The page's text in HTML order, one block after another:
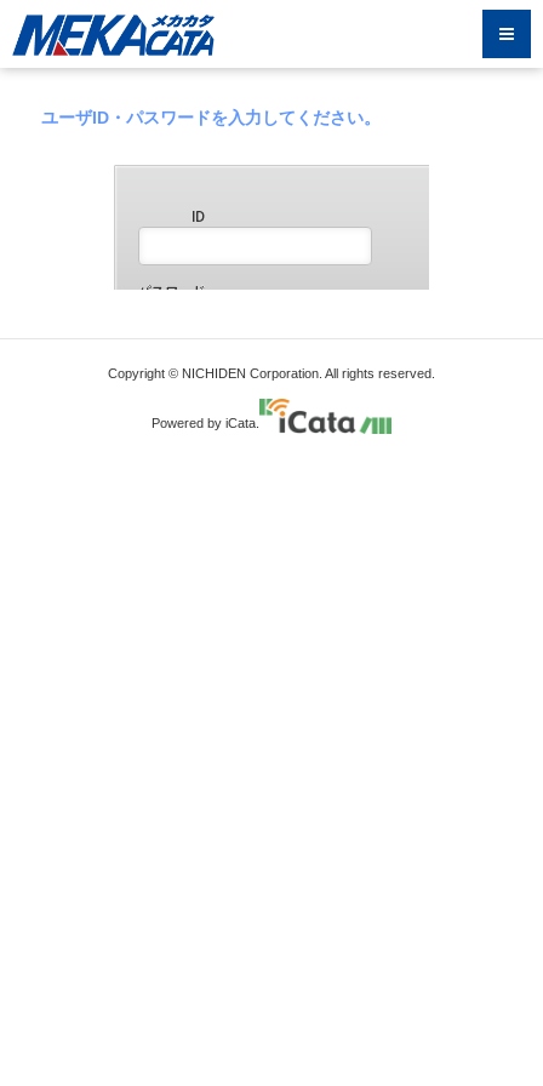
ユーザID・パスワードを入力してください。
Copyright © NICHIDEN Corporation. All rights reserved.
Powered by iCata.